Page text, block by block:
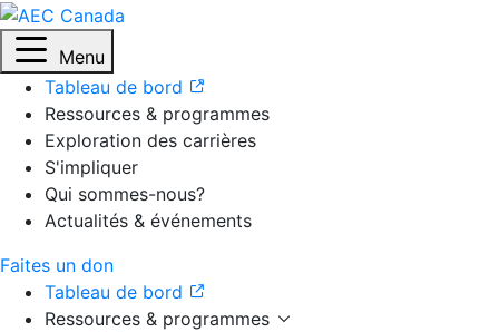
Menu
Tableau de bord
Ressources & programmes
Exploration des carrières
S'impliquer
Qui sommes-nous?
Actualités & événements
Faites un don
Tableau de bord
Ressources & programmes